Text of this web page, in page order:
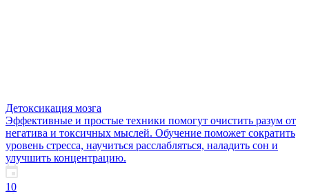
Детоксикация мозга
Эффективные и простые техники помогут очистить разум от
негатива и токсичных мыслей. Обучение поможет сократить
уровень стресса, научиться расслабляться, наладить сон и
улучшить концентрацию.
10